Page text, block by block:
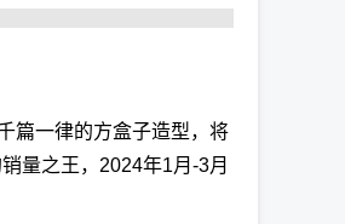
篇一律的方盒子造型，将
量之王，2024年1月-3月